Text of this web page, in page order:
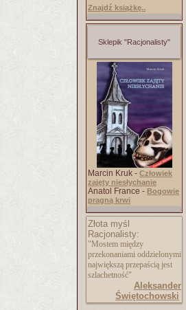
Znajdź książkę..
Sklepik "Racjonalisty"
Marcin Kruk - Człowiek
zajęty niesłychanie
Anatol France - Bogowie
pragną krwi
Złota myśl
Racjonalisty:
"Mostem między
przekonaniami oddzielonymi
największą przepaścią jest
szlachetność"
Aleksander
Świętochowski